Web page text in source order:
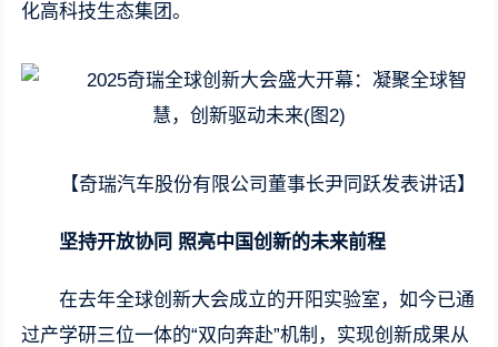
化高科技生态集团。
【奇瑞汽车股份有限公司董事长尹同跃发表讲话】
坚持开放协同 照亮中国创新的未来前程
在去年全球创新大会成立的开阳实验室，如今已通
过产学研三位一体的“双向奔赴”机制，实现创新成果从